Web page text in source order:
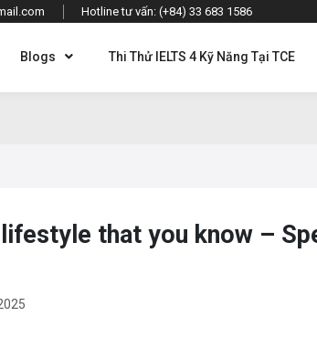
Hotline tư vấn: (+84) 33 683 1586
Blogs Thi Thử IELTS 4 Kỹ Năng Tại TCE
that you know –